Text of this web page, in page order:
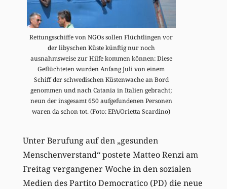
Rettungsschiffe von NGOs sollen Flüchtlingen vor
der libyschen Küste künftig nur noch
ausnahmsweise zur Hilfe kommen können: Diese
Geflüchteten wurden Anfang Juli von einem
Schiff der schwedischen Küstenwache an Bord
genommen und nach Catania in Italien gebracht;
neun der insgesamt 650 aufgefundenen Personen
waren da schon tot. (Foto: EPA/Orietta Scardino)
Unter Berufung auf den „gesunden
Menschenverstand“ postete Matteo Renzi am
Freitag vergangener Woche in den sozialen
Medien des Partito Democratico (PD) die neue